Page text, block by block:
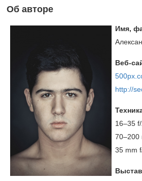
Об авторе
Имя,
Веб-
http://
16–35
70–200
35 mm